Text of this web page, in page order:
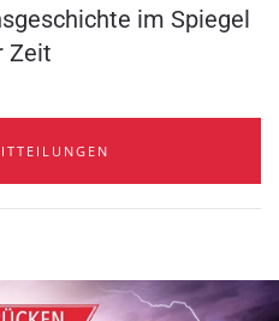
im Spiegel
Zeit